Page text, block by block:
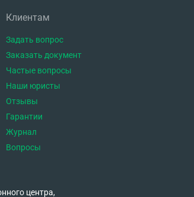
Клиентам
Задать вопрос
Заказать документ
Частые вопросы
Наши юристы
Отзывы
Гарантии
Журнал
Вопросы
центра,